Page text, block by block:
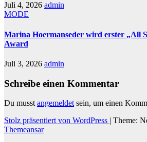
Juli 4, 2026 admin
MODE
Marina Hoermanseder wird erster „All
Award
Juli 3, 2026 admin
Schreibe einen Kommentar
Du musst angemeldet sein, um einen
Stolz präsentiert von WordPress | Theme:
Themeansar